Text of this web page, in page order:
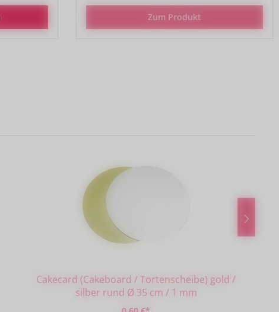
Zum Produkt
Cakecard (Cakeboard / Tortenscheibe) gold /
silber rund Ø 35 cm / 1 mm